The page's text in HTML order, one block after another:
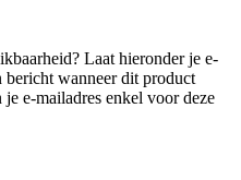
Laat hieronder je e-
bericht wanneer dit product
e-mailadres enkel voor deze